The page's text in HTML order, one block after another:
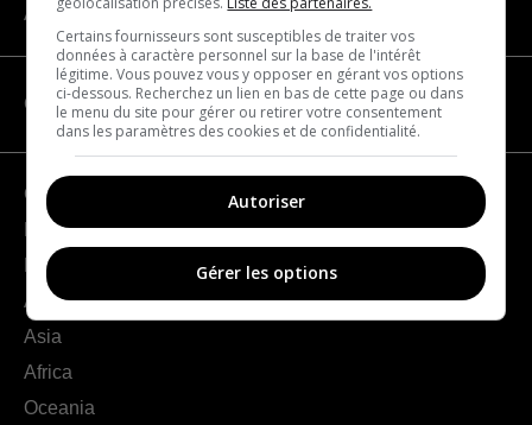
About us
CATEGORIES
Geography
France
Europe
Americas
Asia
Africa
Oceania
Certains fournisseurs sont susceptibles de traiter vos
données à caractère personnel sur la base de l'intérêt
légitime. Vous pouvez vous y opposer en gérant vos options
ci-dessous. Recherchez un lien en bas de cette page ou dans
le menu du site pour gérer ou retirer votre consentement
dans les paramètres des cookies et de confidentialité.
Autoriser
Gérer les options